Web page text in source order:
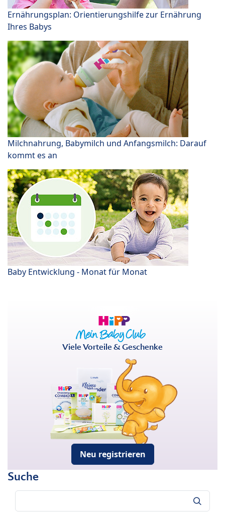
Ernährungsplan: Orientierungshilfe zur Ernährung
Ihres Babys
Milchnahrung, Babymilch und Anfangsmilch: Darauf
kommt es an
Baby Entwicklung - Monat für Monat
Viele Vorteile & Geschenke
Neu registrieren
Suche